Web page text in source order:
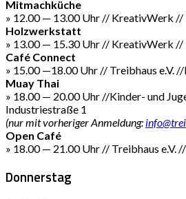
Mitmachküche
» 12.00 — 13.00 Uhr // KreativWerk //
Holzwerkstatt
» 13.00 — 15.30 Uhr // KreativWerk //
Café Connect
» 15.00 —18.00 Uhr // Treibhaus e.V.
Muay Thai
» 18.00 — 20.00 Uhr //Kinder- und
Industriestraße 1
(nur mit vorheriger Anmeldung:
Open Café
» 18.00 — 21.00 Uhr // Treibhaus e.V.
Donnerstag